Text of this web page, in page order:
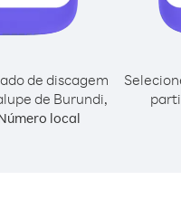
de discagem
de Burundi,
local